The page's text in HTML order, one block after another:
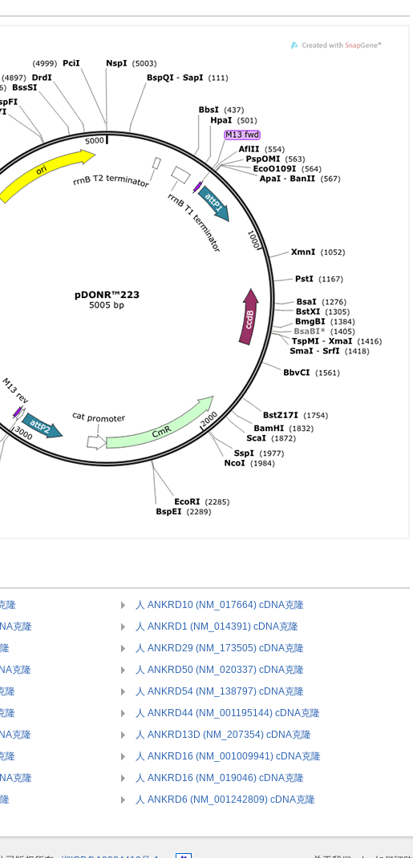
隆
人 ANKRD10 (NM_017664) cDNA克隆
克隆
人 ANKRD1 (NM_014391) cDNA克隆
人 ANKRD29 (NM_173505) cDNA克隆
克隆
人 ANKRD50 (NM_020337) cDNA克隆
隆
人 ANKRD54 (NM_138797) cDNA克隆
隆
人 ANKRD44 (NM_001195144) cDNA克隆
克隆
人 ANKRD13D (NM_207354) cDNA克隆
隆
人 ANKRD16 (NM_001009941) cDNA克隆
克隆
人 ANKRD16 (NM_019046) cDNA克隆
人 ANKRD6 (NM_001242809) cDNA克隆